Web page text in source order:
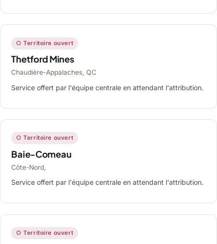
○ Territoire ouvert
Thetford Mines
Chaudière-Appalaches, QC
Service offert par l'équipe centrale en attendant l'attribution.
○ Territoire ouvert
Baie-Comeau
Côte-Nord,
Service offert par l'équipe centrale en attendant l'attribution.
○ Territoire ouvert